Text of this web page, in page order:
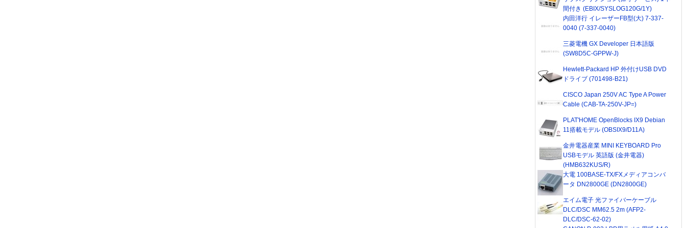
間付き (EBIX/SYSLOG120G/1Y)
内田洋行 イレーザーFB型(大) 7-337-
0040 (7-337-0040)
三菱電機 GX Developer 日本語版
(SW8D5C-GPPW-J)
Hewlett-Packard HP 外付けUSB DVD
ドライブ (701498-B21)
CISCO Japan 250V AC Type A Power
Cable (CAB-TA-250V-JP=)
PLAT'HOME OpenBlocks IX9 Debian
11搭載モデル (OBSIX9/D11A)
金井電器産業 MINI KEYBOARD Pro
USBモデル 英語版 (金井電器)
(HMB632KUS/R)
大電 100BASE-TX/FXメディアコンバ
ータ DN2800GE (DN2800GE)
エイム電子 光ファイバーケーブル
DLC/DSC MM62.5 2m (AFP2-
DLC/DSC-62-02)